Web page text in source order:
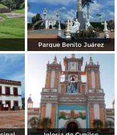
Parque Benito Juárez